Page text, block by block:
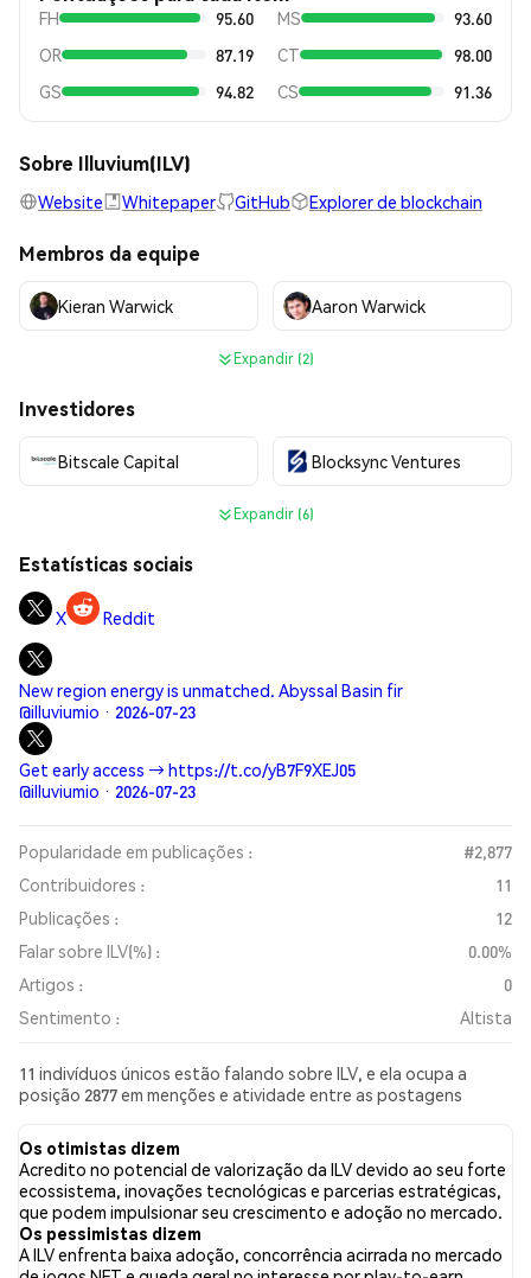
FH 95.60 MS
93.60
OR
87.19 CT
98.00
GS
94.82 CS 91.36
Sobre Illuvium(ILV)
Website Whitepaper GitHub Explorer de blockchain
Membros da equipe
Kieran Warwick Aaron Warwick
Expandir (2)
Investidores
Bitscale Capital Blocksync Ventures
Expandir (6)
Estatísticas sociais
X Reddit
New region energy is unmatched. Abyssal Basin fir
@illuviumio · 2026-07-23
Get early access → https://t.co/yB7F9XEJ05
@illuviumio · 2026-07-23
Popularidade em publicações :
#2,877
Contribuidores :
11
Publicações :
12
Falar sobre ILV(%) :
0.00%
Artigos :
0
Sentimento :
Altista
11 indivíduos únicos estão falando sobre ILV, e ela ocupa a
posição 2877 em menções e atividade entre as postagens
em todas as redes sociais foi Altista. Por fim, foram publicados
0 artigos de notícias sobre ILV. No Twitter, 50.00% dos tweets
apresentaram um sentimento otimista em comparação com
16.67% dos tweets com sentimento pessimista sobre ILV.
33.33% dos tweets foram neutros em relação a ILV. Esses
sentimentos são baseados em 12 tweets.
Os otimistas dizem
Acredito no potencial de valorização da ILV devido ao seu forte
ecossistema, inovações tecnológicas e parcerias estratégicas,
que podem impulsionar seu crescimento e adoção no mercado.
Os pessimistas dizem
A ILV enfrenta baixa adoção, concorrência acirrada no mercado